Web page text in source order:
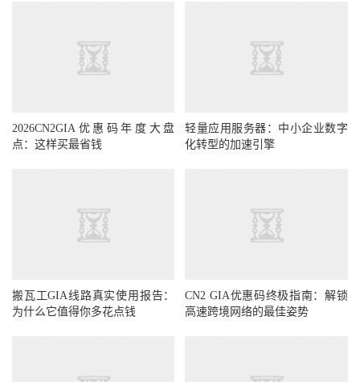
2026CN2GIA优惠码年度大盘
点：这样买最省钱
轻量应用服务器：中小企业数字
化转型的加速引擎
搬瓦工GIA线路真实使用报告：
为什么它值得你多花点钱
CN2 GIA优惠码终极指南：解锁
高速跨境网络的最佳姿势